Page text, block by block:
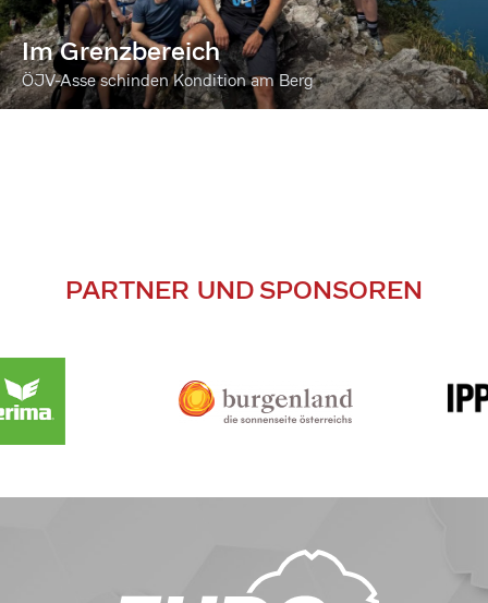
Im Grenzbereich
ÖJV-Asse schinden Kondition am Berg
PARTNER UND SPONSOREN